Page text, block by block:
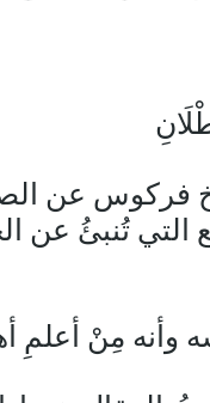
فركوس عن
التي تُنبئُ
مِنْ أعلمِ